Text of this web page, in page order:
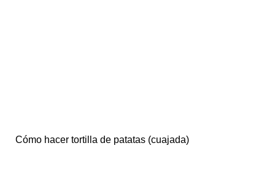
Cómo hacer tortilla de patatas (cuajada)